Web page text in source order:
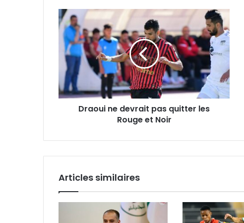
Draoui
ne
devrait
pas
quitter
les
Rouge
et
Noir
Draoui ne devrait pas quitter les
Rouge et Noir
Articles similaires